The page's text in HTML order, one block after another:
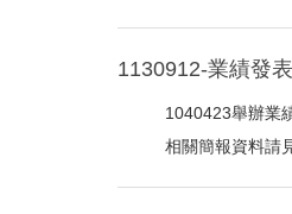
1130912-業績發
1040423舉辦業
相關簡報資料請